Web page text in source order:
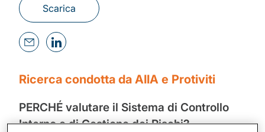
Scarica
Ricerca condotta da AIIA e Protiviti​
PERCHÉ valutare il Sistema di Controllo
Interno e di Gestione dei Rischi?